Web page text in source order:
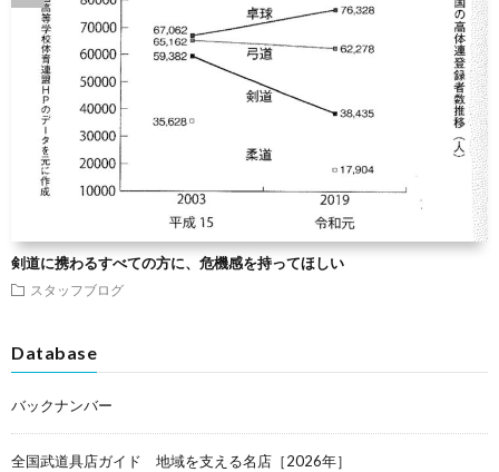
剣道に携わるすべての方に、危機感を持ってほしい
スタッフブログ
Database
バックナンバー
全国武道具店ガイド 地域を支える名店［2026年］